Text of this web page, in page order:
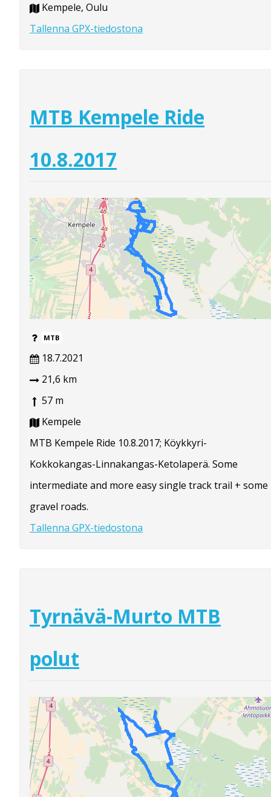
Kempele, Oulu
Tallenna GPX-tiedostona
MTB Kempele Ride
10.8.2017
MTB
18.7.2021
21,6 km
57 m
Kempele
MTB Kempele Ride 10.8.2017; Köykkyri-
Kokkokangas-Linnakangas-Ketolaperä. Some
intermediate and more easy single track trail + some
gravel roads.
Tallenna GPX-tiedostona
Tyrnävä-Murto MTB
polut